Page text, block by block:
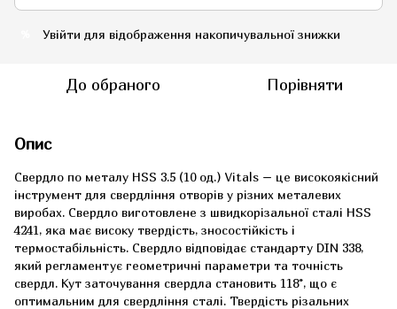
Увійти для відображення накопичувальної знижки
До обраного Порівняти
Опис
Свердло по металу HSS 3.5 (10 од.) Vitals – це високоякісний
інструмент для свердління отворів у різних металевих
виробах. Свердло виготовлене з швидкорізальної сталі HSS
4241, яка має високу твердість, зносостійкість і
термостабільність. Свердло відповідає стандарту DIN 338,
який регламентує геометричні параметри та точність
свердл. Кут заточування свердла становить 118°, що є
оптимальним для свердління сталі. Твердість різальних